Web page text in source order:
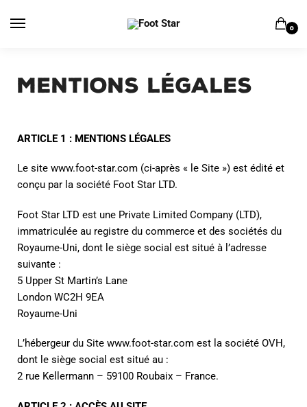
0
Mentions légales
ARTICLE 1 : MENTIONS LÉGALES
Le site www.foot-star.com (ci-après « le Site ») est édité et
conçu par la société Foot Star LTD.
Foot Star LTD est une Private Limited Company (LTD),
immatriculée au registre du commerce et des sociétés du
Royaume-Uni, dont le siège social est situé à l’adresse
suivante :
5 Upper St Martin’s Lane
London WC2H 9EA
Royaume-Uni
L’hébergeur du Site www.foot-star.com est la société OVH,
dont le siège social est situé au :
2 rue Kellermann – 59100 Roubaix – France.